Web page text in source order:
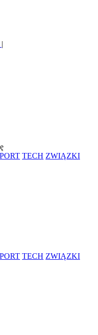
|
TECH ZWIĄZKI
TECH ZWIĄZKI